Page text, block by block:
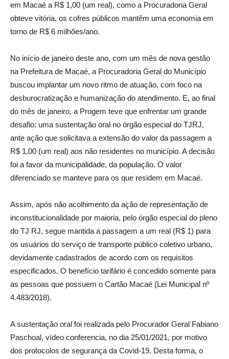
em Macaé a R$ 1,00 (um real), como a Procuradoria Geral
obteve vitória, os cofres públicos mantêm uma economia em
torno de R$ 6 milhões/ano.
No início de janeiro deste ano, com um mês de nova gestão
na Prefeitura de Macaé, a Procuradoria Geral do Município
buscou implantar um novo ritmo de atuação, com foco na
desburocratização e humanização do atendimento. E, ao final
do mês de janeiro, a Progem teve que enfrentar um grande
desafio: uma sustentação oral no órgão especial do TJRJ,
ante ação que solicitava a extensão do valor da passagem a
R$ 1,00 (um real) aos não residentes no município. A decisão
foi a favor da municipalidade, da população. O valor
diferenciado se manteve para os que residem em Macaé.
Assim, após não acolhimento da ação de representação de
inconstitucionalidade por maioria, pelo órgão especial do pleno
do TJ RJ, segue mantida a passagem a um real (R$ 1) para
os usuários do serviço de transporte público coletivo urbano,
devidamente cadastrados de acordo com os requisitos
especificados. O benefício tarifário é concedido somente para
as pessoas que possuem o Cartão Macaé (Lei Municipal nº
4.483/2018).
A sustentação oral foi realizada pelo Procurador Geral Fabiano
Paschoal, vídeo conferencia, no dia 25/01/2021, por motivo
dos protocolos de segurança da Covid-19. Desta forma, o